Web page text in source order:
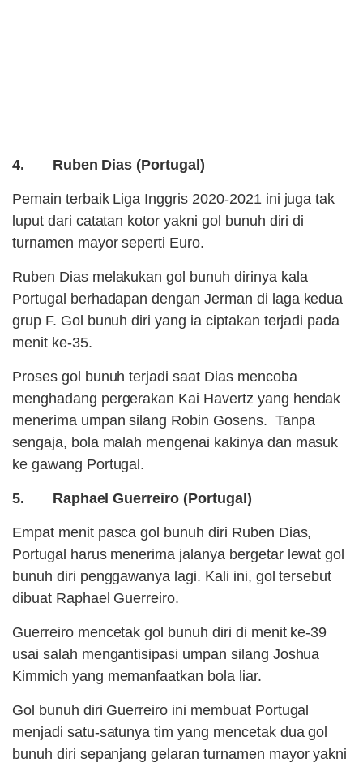
4. Ruben Dias (Portugal)
Pemain terbaik Liga Inggris 2020-2021 ini juga tak
luput dari catatan kotor yakni gol bunuh diri di
turnamen mayor seperti Euro.
Ruben Dias melakukan gol bunuh dirinya kala
Portugal berhadapan dengan Jerman di laga kedua
grup F. Gol bunuh diri yang ia ciptakan terjadi pada
menit ke-35.
Proses gol bunuh terjadi saat Dias mencoba
menghadang pergerakan Kai Havertz yang hendak
menerima umpan silang Robin Gosens. Tanpa
sengaja, bola malah mengenai kakinya dan masuk
ke gawang Portugal.
5. Raphael Guerreiro (Portugal)
Empat menit pasca gol bunuh diri Ruben Dias,
Portugal harus menerima jalanya bergetar lewat gol
bunuh diri penggawanya lagi. Kali ini, gol tersebut
dibuat Raphael Guerreiro.
Guerreiro mencetak gol bunuh diri di menit ke-39
usai salah mengantisipasi umpan silang Joshua
Kimmich yang memanfaatkan bola liar.
Gol bunuh diri Guerreiro ini membuat Portugal
menjadi satu-satunya tim yang mencetak dua gol
bunuh diri sepanjang gelaran turnamen mayor yakni